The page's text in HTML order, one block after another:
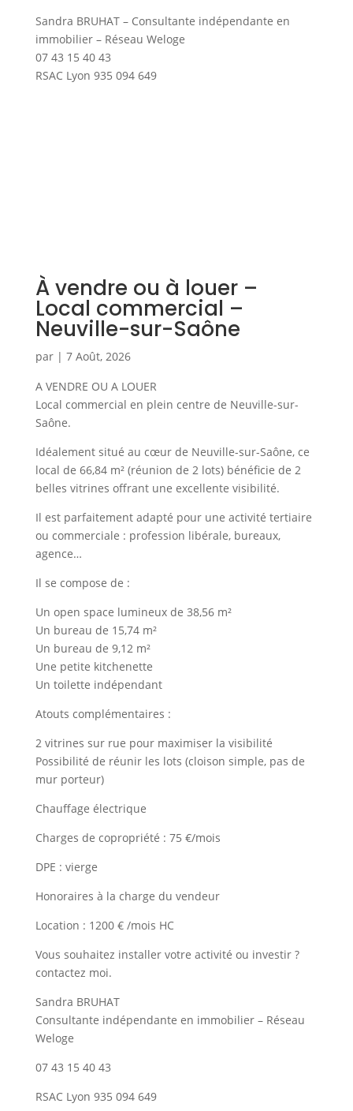
Sandra BRUHAT – Consultante indépendante en
immobilier – Réseau Weloge
07 43 15 40 43
RSAC Lyon 935 094 649
À vendre ou à louer –
Local commercial –
Neuville-sur-Saône
par | 7 Août, 2026
A VENDRE OU A LOUER
Local commercial en plein centre de Neuville-sur-
Saône.
Idéalement situé au cœur de Neuville-sur-Saône, ce
local de 66,84 m² (réunion de 2 lots) bénéficie de 2
belles vitrines offrant une excellente visibilité.
Il est parfaitement adapté pour une activité tertiaire
ou commerciale : profession libérale, bureaux,
agence…
Il se compose de :
Un open space lumineux de 38,56 m²
Un bureau de 15,74 m²
Un bureau de 9,12 m²
Une petite kitchenette
Un toilette indépendant
Atouts complémentaires :
2 vitrines sur rue pour maximiser la visibilité
Possibilité de réunir les lots (cloison simple, pas de
mur porteur)
Chauffage électrique
Charges de copropriété : 75 €/mois
DPE : vierge
Honoraires à la charge du vendeur
Location : 1200 € /mois HC
Vous souhaitez installer votre activité ou investir ?
contactez moi.
Sandra BRUHAT
Consultante indépendante en immobilier – Réseau
Weloge
07 43 15 40 43
RSAC Lyon 935 094 649